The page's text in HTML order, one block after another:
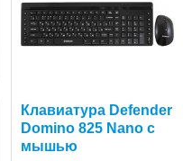
Клавиатура Defender
Domino 825 Nano с
мышью